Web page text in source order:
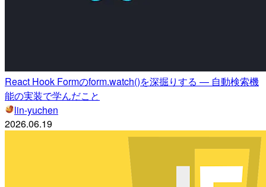
React Hook Formのform.watch()を深掘りする — 自動検索機
能の実装で学んだこと
lin-yuchen
2026.06.19